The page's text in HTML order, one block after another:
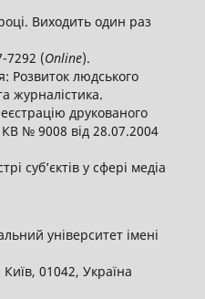
Виходить один раз
7292 (Online).
Розвиток людського
журналістика.
друкованого
КВ № 9008 від 28.07.2004
суб’єктів у сфері медіа
університет імені
01042, Україна